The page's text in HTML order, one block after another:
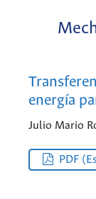
energía
Julio Mario
PDF